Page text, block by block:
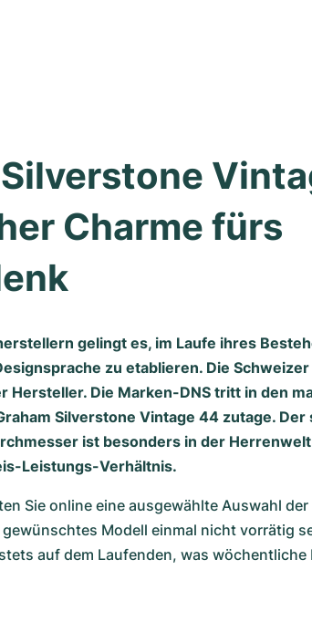
Charme fürs
gelingt es, im Laufe ihres
zu etablieren. Die
Hersteller. Die Marken-DNS tritt in den
Silverstone Vintage 44 zutage.
ist besonders in der
Leistungs-Verhältnis.
Sie online eine ausgewählte Auswahl
Modell einmal nicht vorrätig
stets auf dem Laufenden, was